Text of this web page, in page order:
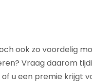
ook zo voordelig
Vraag daarom
u een premie krijgt